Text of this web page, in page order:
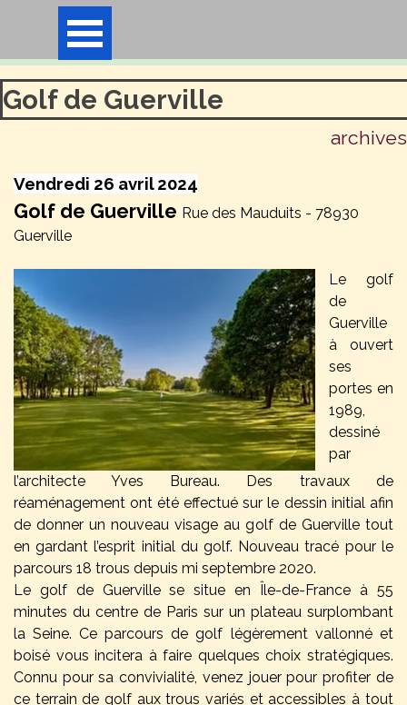
Aller au contenu
Golf de Guerville
archives
Vendredi 26 avril 2024
Golf de Guerville Rue des Mauduits - 78930
Guerville
Le golf
de
Guerville
à ouvert
ses
portes en
1989,
dessiné
par
l’architecte Yves Bureau. Des travaux de
réaménagement ont été effectué sur le dessin initial afin
de donner un nouveau visage au golf de Guerville tout
en gardant l’esprit initial du golf. Nouveau tracé pour le
parcours 18 trous depuis mi septembre 2020.
Le golf de Guerville se situe en Île-de-France à 55
minutes du centre de Paris sur un plateau surplombant
la Seine. Ce parcours de golf légèrement vallonné et
boisé vous incitera à faire quelques choix stratégiques.
Connu pour sa convivialité, venez jouer pour profiter de
ce terrain de golf aux trous variés et accessibles à tout